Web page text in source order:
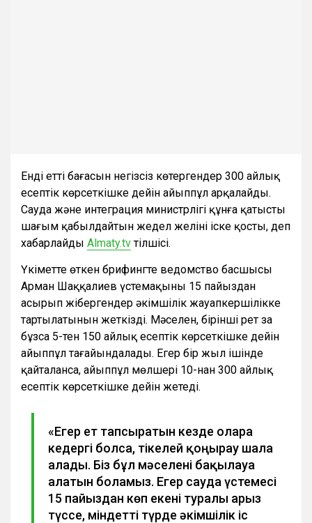
Енді еттің бағасын негізсіз көтергендер 300 айлық
есептік көрсеткішке дейін айыппұл арқалайды.
Сауда және интеграция министрлігі құнға қатысты
шағым қабылдайтын жедел желіні іске қосты, деп
хабарлайды Аlmaty.tvтілшісі.
Үкіметте өткен брифингте ведомство басшысы
Арман Шаққалиев үстемақыны 15 пайыздан
асырып жібергендер әкімшілік жауапкершілікке
тартылатынын жеткізді. Мәселен, бірінші рет заң
бұзса 5-тен 150 айлық есептік көрсеткішке дейін
айыппұл тағайындалады. Егер бір жыл ішінде
қайталанса, айыппұл мөлшері 10-нан 300 айлық
есептік көрсеткішке дейін жетеді.
«Егер ет тапсыратын кезде оларға
кедергі болса, тікелей қоңырау шала
алады. Біз бұл мәселені бақылауға
алатын боламыз. Егер сауда үстемесі
15 пайыздан көп екені туралы арыз
түссе, міндетті түрде әкімшілік іс